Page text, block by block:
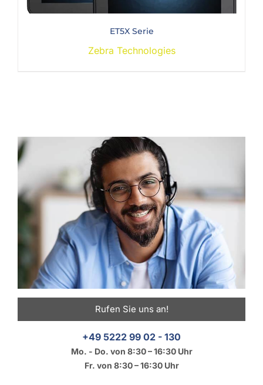
ET5X Serie
Zebra Technologies
Rufen Sie uns an!
+49 5222 99 02 - 130
Mo. - Do. von 8:30 – 16:30 Uhr
Fr. von 8:30 – 16:30 Uhr